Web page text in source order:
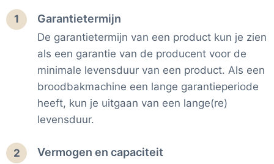
1 Garantietermijn
De garantietermijn van een product kun je zien
als een garantie van de producent voor de
minimale levensduur van een product. Als een
broodbakmachine een lange garantieperiode
heeft, kun je uitgaan van een lange(re)
levensduur.
2 Vermogen en capaciteit